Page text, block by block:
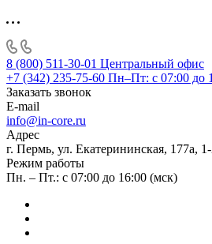
8 (800) 511-30-01 Центральный офис
+7 (342) 235-75-60 Пн–Пт: с 07:00 до
Заказать звонок
E-mail
info@in-core.ru
Адрес
г. Пермь, ул. ​Екатерининская, 177а,
Режим работы
Пн. – Пт.: с 07:00 до 16:00 (мск)